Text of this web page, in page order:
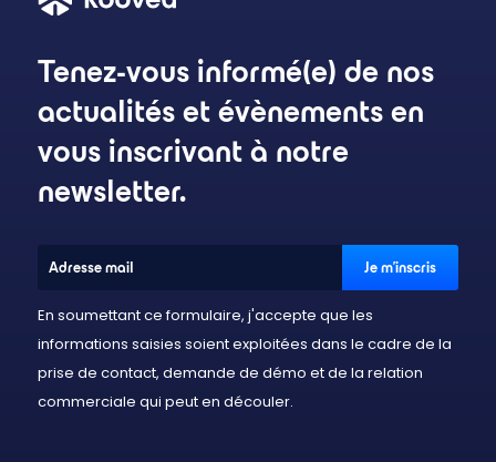
Tenez-vous informé(e) de nos
actualités et évènements en
vous inscrivant à notre
newsletter.
En soumettant ce formulaire, j'accepte que les
informations saisies soient exploitées dans le cadre de la
prise de contact, demande de démo et de la relation
commerciale qui peut en découler.